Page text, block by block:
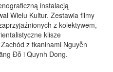
instalacją
Wielu Kultur. Zestawia filmy
z kolektywem,
klisze
z tkaninami Nguyễn
Đỗ i Quynh Dong.